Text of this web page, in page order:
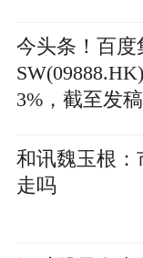
今头条！百度
3%，截至发
交额2.67亿港
和讯魏玉根：
走吗